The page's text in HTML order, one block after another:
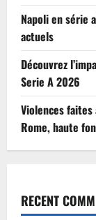
Napoli en série
actuels
Découvrez
Serie A 2026
Violences faites
Rome, haute
RECENT